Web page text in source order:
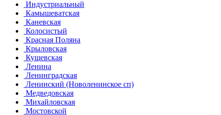
Индустриальный
Камышеватская
Каневская
Колосистый
Красная Поляна
Крыловская
Кущевская
Ленина
Ленинградская
Ленинский (Новоленинское сп)
Медведовская
Михайловская
Мостовской